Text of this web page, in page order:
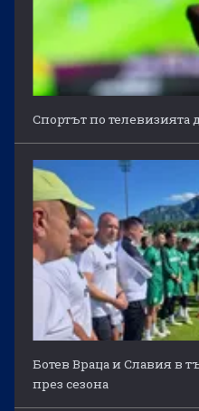
Спортът по телевизията
Ботев Враца и Славия в
през сезона